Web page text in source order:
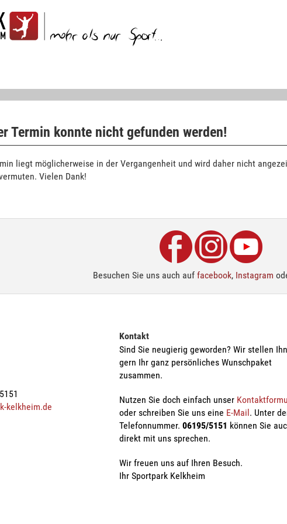
Termin konnte nicht gefunden werden!
liegt möglicherweise in der Vergangenheit und wird daher nicht
Vielen Dank!
Besuchen Sie uns auch auf facebook, Instagram
kelkheim.de
Kontakt
Sind Sie neugierig geworden? Wir stellen
gern Ihr ganz persönliches Wunschpaket
zusammen.
Nutzen Sie doch einfach unser
oder schreiben Sie uns eine E-Mail. Unter
Telefonnummer.06195/5151 können Sie
direkt mit uns sprechen.
Wir freuen uns auf Ihren Besuch.
Ihr Sportpark Kelkheim